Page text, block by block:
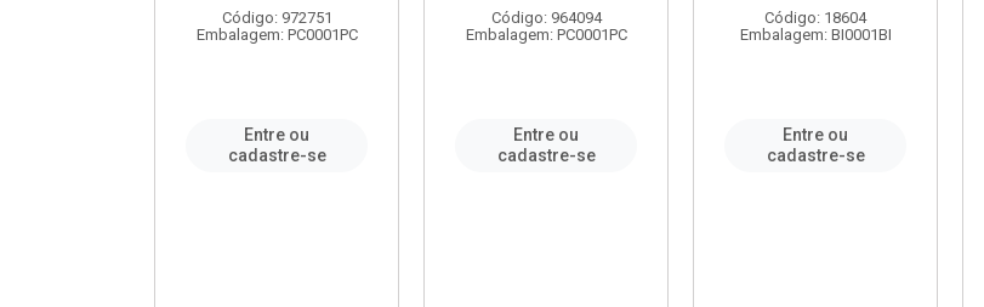
Código: 972751
Embalagem: PC0001PC
Entre ou
cadastre-se
Código: 964094
Embalagem: PC0001PC
Entre ou
cadastre-se
Código: 18604
Embalagem: BI0001BI
Entre ou
cadastre-se